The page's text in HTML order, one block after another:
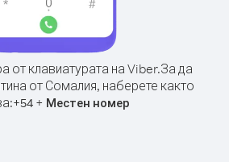
от клавиатурата на Viber.За да
от Сомалия, наберете както
+54 + Местен номер